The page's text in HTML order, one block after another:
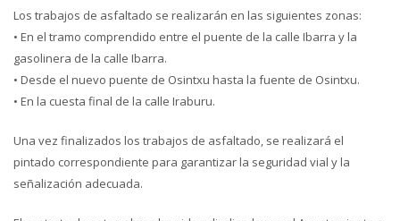
Los trabajos de asfaltado se realizarán en las siguientes zonas:
• En el tramo comprendido entre el puente de la calle Ibarra y la
gasolinera de la calle Ibarra.
• Desde el nuevo puente de Osintxu hasta la fuente de Osintxu.
• En la cuesta final de la calle Iraburu.
Una vez finalizados los trabajos de asfaltado, se realizará el
pintado correspondiente para garantizar la seguridad vial y la
señalización adecuada.